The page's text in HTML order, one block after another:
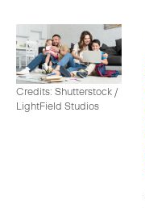
Credits: Shutterstock /
LightField Studios